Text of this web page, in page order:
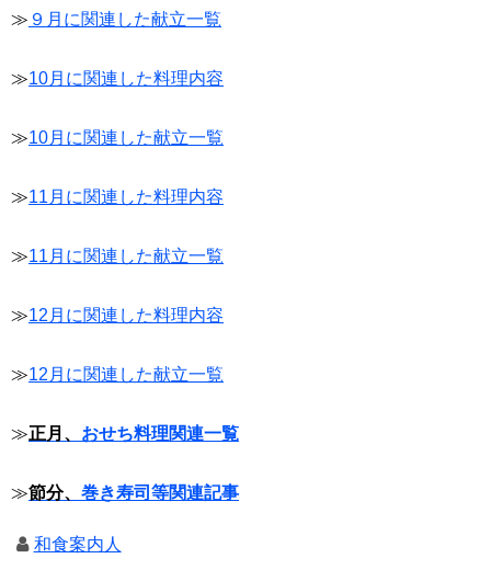
≫ ９月に関連した献立一覧
≫10月に関連した料理内容
≫10月に関連した献立一覧
≫11月に関連した料理内容
≫11月に関連した献立一覧
≫12月に関連した料理内容
≫12月に関連した献立一覧
≫正月、 おせち料理関連一覧
≫節分、 巻き寿司等関連記事
和食案内人